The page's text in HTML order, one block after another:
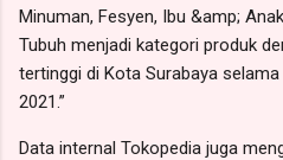
Minuman, Fesyen, Ibu &amp;
Tubuh menjadi kategori produk
tertinggi di Kota Surabaya
2021.”
Data internal Tokopedia juga